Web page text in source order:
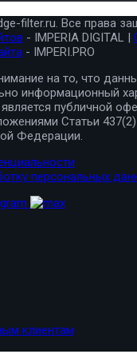
filter.ru. Все права
- IMPERIA DIGITAL |
- IMPERI.PRO
на то, что
информационный
публичной
Статьи
Федерации.
персональных
клиентам